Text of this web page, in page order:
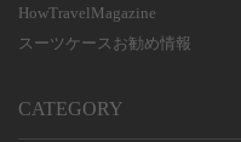
HowTravelMagazine
スーツケースお勧め情報
CATEGORY